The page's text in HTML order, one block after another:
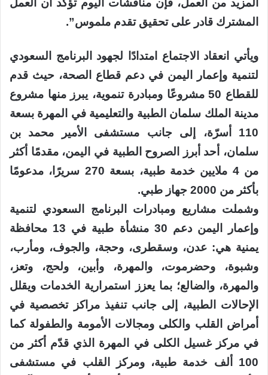
المزيد من العمل، فإن مناقشات اليوم تؤكد أن العمل
المشترك قادر على تحقيق تقدم ملموس”.
ويأتي انعقاد الاجتماع امتدادًا لجهود البرنامج السعودي
لتنمية وإعمار اليمن في دعم قطاع الصحة، حيث قدم
للقطاع 50 مشروعًا ومبادرة تنموية، يبرز منها مشروع
مدينة الملك سلمان الطبية والتعليمية في المهرة بسعة
110 أسرّة، إلى جانب مستشفى الأمير محمد بن
سلمان، أحد أبرز الصروح الطبية في اليمن، مقدمًا أكثر
من 4 ملايين خدمة طبية، بسعة 270 سريرًا، مدعومًا
بأكثر من 2000 جهاز طبي.
وشملت مشاريع ومبادرات البرنامج السعودي لتنمية
وإعمار اليمن دعم 30 منشأة طبية في 13 محافظة
يمنية هي: عدن، وسقطرى، وحجة، والجوف، ومأرب،
وشبوة، وحضرموت، والمهرة، وأبين، ولحج، وتعز،
والمهرة، والضالع؛ بما يعزز استمرارية الخدمات ويقلل
الإحالات الطبية، إلى جانب تنفيذ مراكز تخصصية في
أمراض القلب والكلى ومجالات الأمومة والطفولة كما
في مركز غسيل الكلى في المهرة الذي قدّم أكثر من
100 ألف خدمة طبية، ومركز القلب في مستشفى